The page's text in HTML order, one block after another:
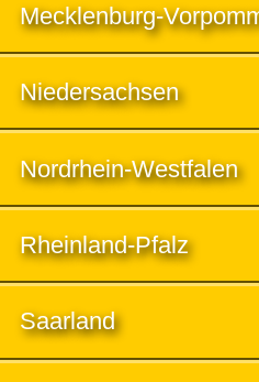
Mecklenburg-
Niedersachsen
Nordrhein-Westfalen
Rheinland-Pfalz
Saarland